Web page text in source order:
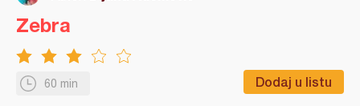
60 min Dodaj u listu
Zebra